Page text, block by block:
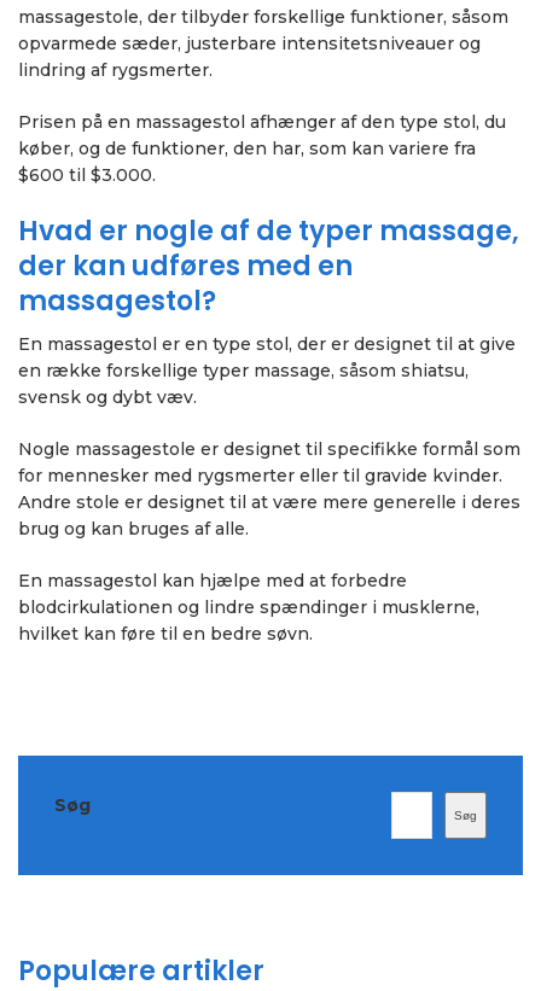
massagestole, der tilbyder forskellige funktioner, såsom
opvarmede sæder, justerbare intensitetsniveauer og
lindring af rygsmerter.
Prisen på en massagestol afhænger af den type stol, du
køber, og de funktioner, den har, som kan variere fra
$600 til $3.000.
Hvad er nogle af de typer massage,
der kan udføres med en
massagestol?
En massagestol er en type stol, der er designet til at give
en række forskellige typer massage, såsom shiatsu,
svensk og dybt væv.
Nogle massagestole er designet til specifikke formål som
for mennesker med rygsmerter eller til gravide kvinder.
Andre stole er designet til at være mere generelle i deres
brug og kan bruges af alle.
En massagestol kan hjælpe med at forbedre
blodcirkulationen og lindre spændinger i musklerne,
hvilket kan føre til en bedre søvn.
Søg Søg
Populære artikler